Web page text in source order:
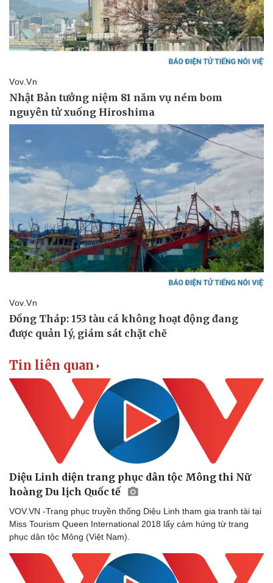
Sức khỏe
Dinh dưỡng - món ngon
Cây thuốc
Sản phụ khoa
Nhi khoa
Nam khoa
Làm đẹp - giảm cân
Phòng mạch online
Đời sống
Nhà đẹp
Blog
Tình yêu - Gia đình
Tin liên quan
Diệu Linh diện trang phục dân tộc Mông thi Nữ
hoàng Du lịch Quốc tế
VOV.VN -Trang phục truyền thống Diệu Linh tham gia tranh tài tại
Miss Tourism Queen International 2018 lấy cảm hứng từ trang
phục dân tộc Mông (Việt Nam).